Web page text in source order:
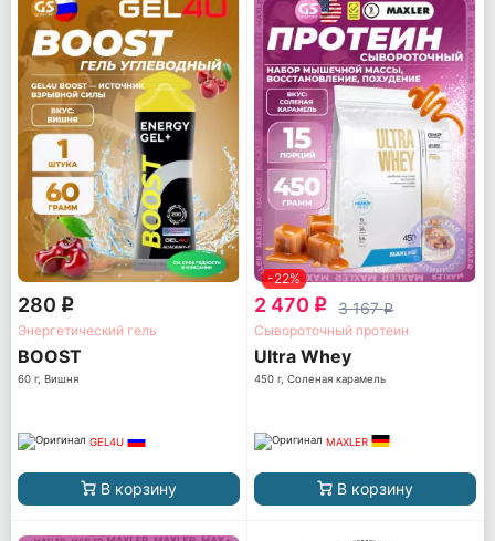
280 q
Энергетический гель
BOOST
60 г, Вишня
GEL4U
В корзину
-22%
2 470 q 3 167q
Сывороточный протеин
Ultra Whey
450 г, Соленая карамель
MAXLER
В корзину